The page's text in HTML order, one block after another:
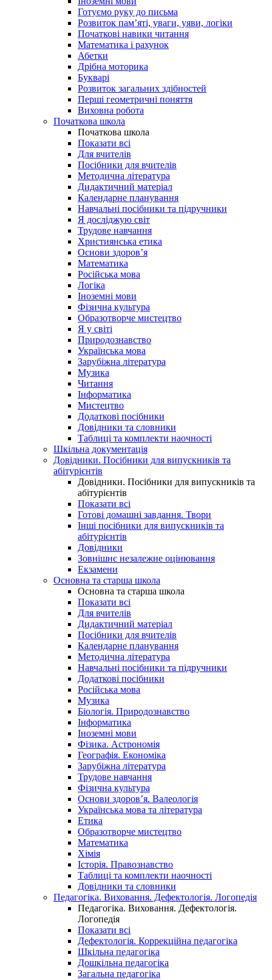
Готуємо руку до письма
Розвиток пам’яті, уваги, уяви, логіки
Початкові навики читання
Математика і рахунок
Абетки
Дрібна моторика
Букварі
Розвиток загальних здібностей
Перші геометричні поняття
Виховна робота
Початкова школа
Початкова школа
Показати всі
Для вчителів
Посібники для вчителів
Методична література
Дидактичний матеріал
Календарне планування
Навчальні посібники та підручники
Я досліджую світ
Трудове навчання
Християнська етика
Основи здоров’я
Математика
Російська мова
Логіка
Іноземні мови
Фізична культура
Образотворче мистецтво
Я у світі
Природознавство
Українська мова
Зарубіжна література
Музика
Читання
Інформатика
Мистецтво
Додаткові посібники
Довідники та словники
Таблиці та комплекти наочності
Шкільна документація
Довідники. Посібники для випускників та
абітурієнтів
Довідники. Посібники для випускників та
абітурієнтів
Показати всі
Готові домашні завдання. Твори
Інші посібники для випускників та
абітурієнтів
Довідники
Зовнішнє незалежне оцінювання
Екзамени
Основна та старша школа
Основна та старша школа
Показати всі
Для вчителів
Дидактичний матеріал
Посібники для вчителів
Календарне планування
Методична література
Навчальні посібники та підручники
Додаткові посібники
Російська мова
Музика
Біологія. Природознавство
Інформатика
Іноземні мови
Фізика. Астрономія
Географія. Економіка
Зарубіжна література
Трудове навчання
Фізична культура
Основи здоров’я. Валеологія
Українська мова та література
Етика
Образотворче мистецтво
Математика
Хімія
Історія. Правознавство
Таблиці та комплекти наочності
Довідники та словники
Педагогіка. Виховання. Дефектологія. Логопедія
Педагогіка. Виховання. Дефектологія.
Логопедія
Показати всі
Дефектологія. Коррекційна педагогіка
Шкільна педагогіка
Дошкільна педагогіка
Загальна педагогіка